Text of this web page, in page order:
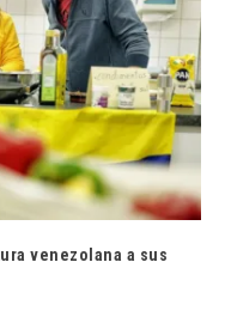
venezolana a sus